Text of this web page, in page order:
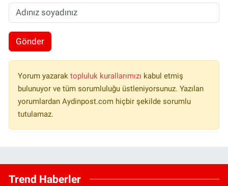
Gönder
Yorum yazarak topluluk kurallarımızı kabul etmiş
bulunuyor ve tüm sorumluluğu üstleniyorsunuz. Yazılan
yorumlardan Aydinpost.com hiçbir şekilde sorumlu
tutulamaz.
Trend Haberler